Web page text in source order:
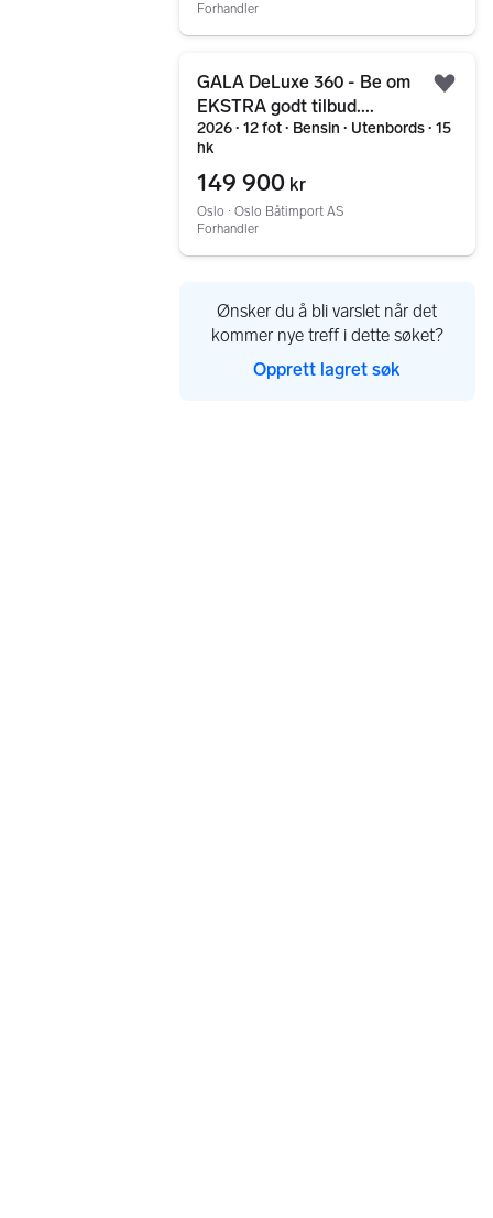
Forhandler
GALA DeLuxe 360 - Be om
EKSTRA godt tilbud....
2026 ∙ 12 fot ∙ Bensin ∙ Utenbords ∙ 15
hk
149 900 kr
Oslo ∙ Oslo Båtimport AS
Forhandler
Ønsker du å bli varslet når det
kommer nye treff i dette søket?
Opprett lagret søk